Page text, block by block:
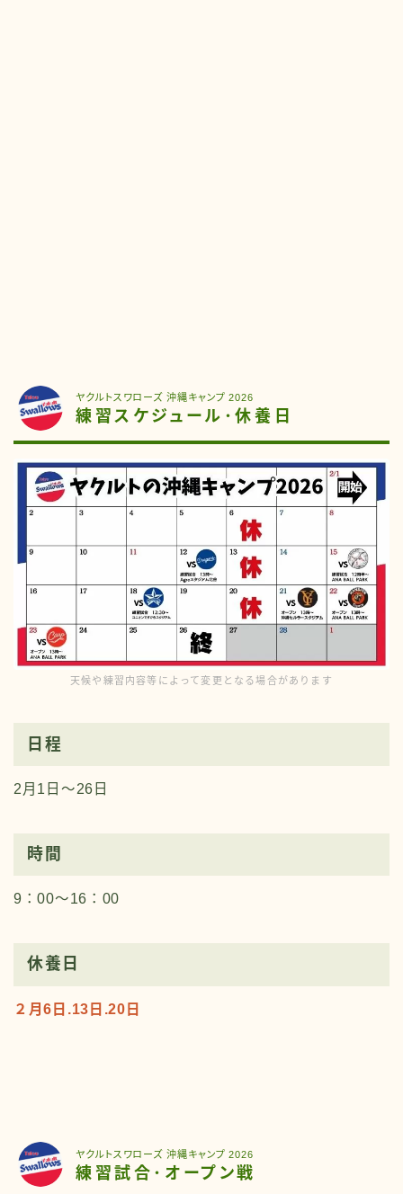
ヤクルトスワローズ 沖縄キャンプ 2026
練習スケジュール･休養日
天候や練習内容等によって変更となる場合があります
日程
2月1日〜26日
時間
9：00～16：00
休養日
２月6日.13日.20日
ヤクルトスワローズ 沖縄キャンプ 2026
練習試合･オープン戦